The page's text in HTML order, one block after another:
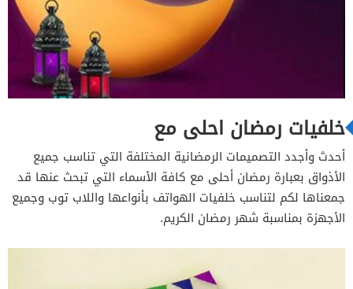
خلفيات رمضان احلى مع
أحدث وأجدد التصميمات الرمضانية المختلفة التي تناسب جميع
الأذواق بعبارة رمضان أحلى مع كافة الأسماء التي تبحث عنها قد
جمعناها لكم لتناسب خلفيات الهواتف بأنواعها واللاب توب وجميع
الأجهزة بمناسبة شهر رمضان الكريم.